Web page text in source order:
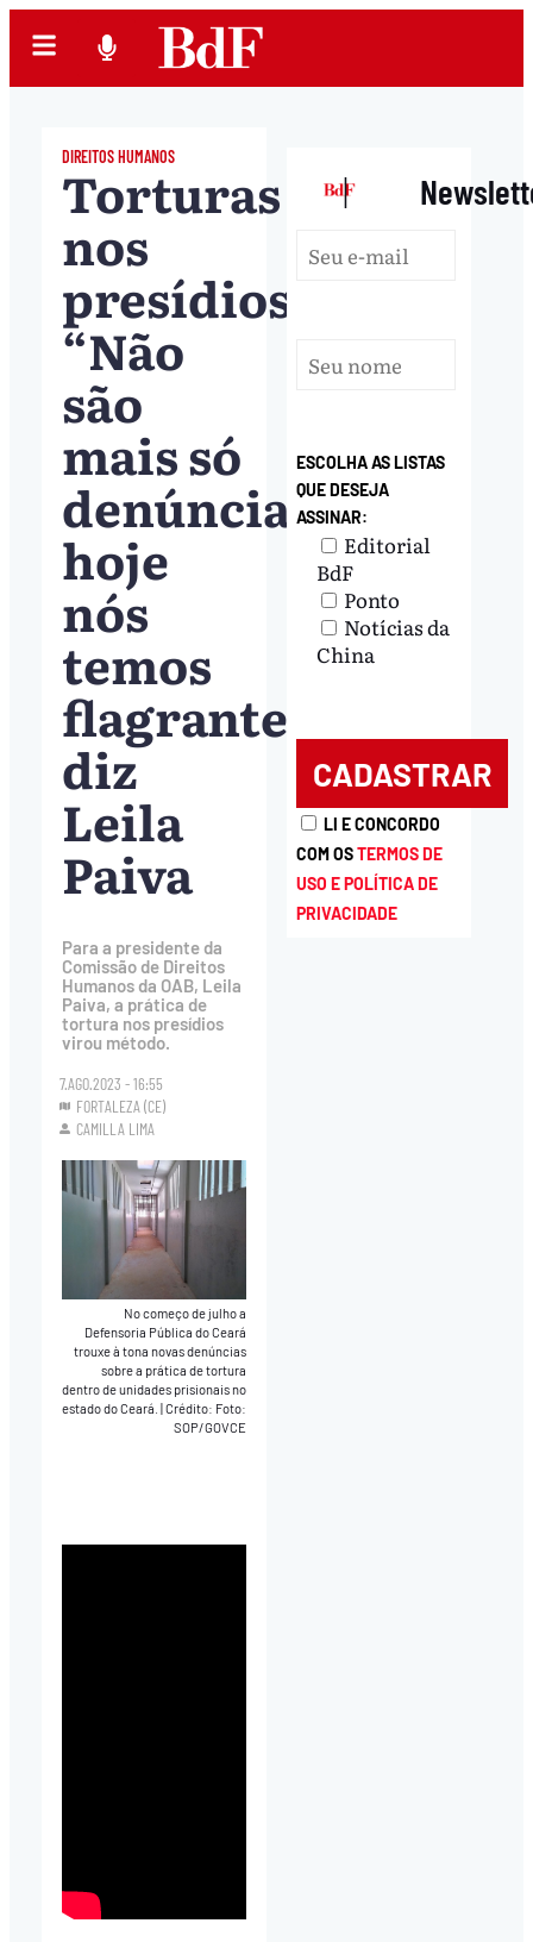
DIREITOS HUMANOS
Torturas
nos
presídios:
“Não
são
mais só
denúncias,
hoje
nós
temos
flagrante”,
diz
Leila
Paiva
Para a presidente da
Comissão de Direitos
Humanos da OAB, Leila
Paiva, a prática de
tortura nos presídios
virou método.
7.AGO.2023 - 16:55
FORTALEZA (CE)
CAMILLA LIMA
No começo de julho a
Defensoria Pública do Ceará
trouxe à tona novas denúncias
sobre a prática de tortura
dentro de unidades prisionais no
estado do Ceará.|Crédito: Foto:
SOP/GOVCE
|
ESCOLHA AS LISTAS
QUE DESEJA
ASSINAR:
Editorial
BdF
Ponto
Notícias da
China
LI E CONCORDO
COM OSTERMOS DE
USO E POLÍTICA DE
PRIVACIDADE